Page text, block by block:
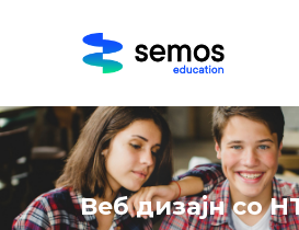
Веб дизајн со